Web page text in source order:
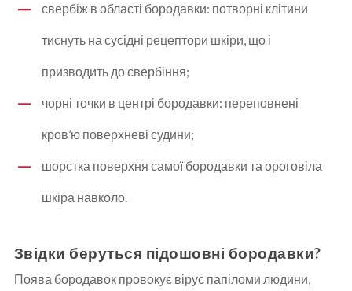
свербіж в області бородавки: потворні клітини
тиснуть на сусідні рецептори шкіри, що і
призводить до свербіння;
чорні точки в центрі бородавки: переповнені
кров’ю поверхневі судини;
шорстка поверхня самої бородавки та ороговіла
шкіра навколо.
Звідки беруться підошовні бородавки?
Поява бородавок провокує вірус папіломи людини,